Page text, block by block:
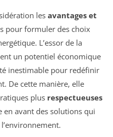
les avantages et
pour formuler des choix
L’essor de la
un potentiel économique
inestimable pour redéfinir
De cette manière, elle
plus respectueuses
avant des solutions qui